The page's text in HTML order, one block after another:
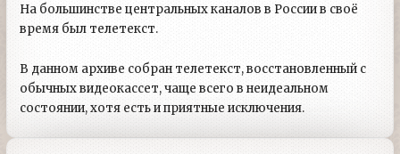
На большинстве центральных каналов в России в своё
время был телетекст.
В данном архиве собран телетекст, восстановленный с
обычных видеокассет, чаще всего в неидеальном
состоянии, хотя есть и приятные исключения.